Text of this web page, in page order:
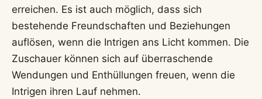
erreichen. Es ist auch möglich, dass sich
bestehende Freundschaften und Beziehungen
auflösen, wenn die Intrigen ans Licht kommen. Die
Zuschauer können sich auf überraschende
Wendungen und Enthüllungen freuen, wenn die
Intrigen ihren Lauf nehmen.